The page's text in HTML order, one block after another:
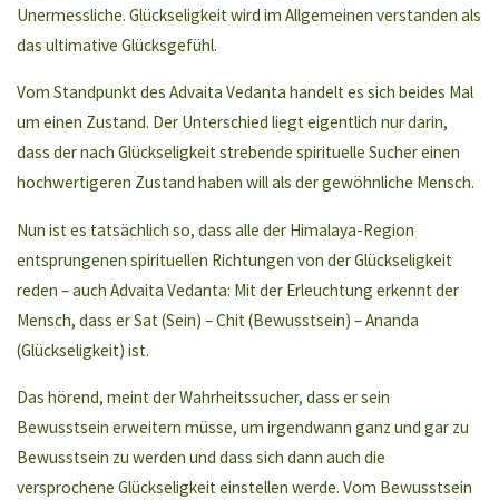
Unermessliche. Glückseligkeit wird im Allgemeinen verstanden als
das ultimative Glücksgefühl.
Vom Standpunkt des Advaita Vedanta handelt es sich beides Mal
um einen Zustand. Der Unterschied liegt eigentlich nur darin,
dass der nach Glückseligkeit strebende spirituelle Sucher einen
hochwertigeren Zustand haben will als der gewöhnliche Mensch.
Nun ist es tatsächlich so, dass alle der Himalaya-Region
entsprungenen spirituellen Richtungen von der Glückseligkeit
reden – auch Advaita Vedanta: Mit der Erleuchtung erkennt der
Mensch, dass er Sat (Sein) – Chit (Bewusstsein) – Ananda
(Glückseligkeit) ist.
Das hörend, meint der Wahrheitssucher, dass er sein
Bewusstsein erweitern müsse, um irgendwann ganz und gar zu
Bewusstsein zu werden und dass sich dann auch die
versprochene Glückseligkeit einstellen werde. Vom Bewusstsein